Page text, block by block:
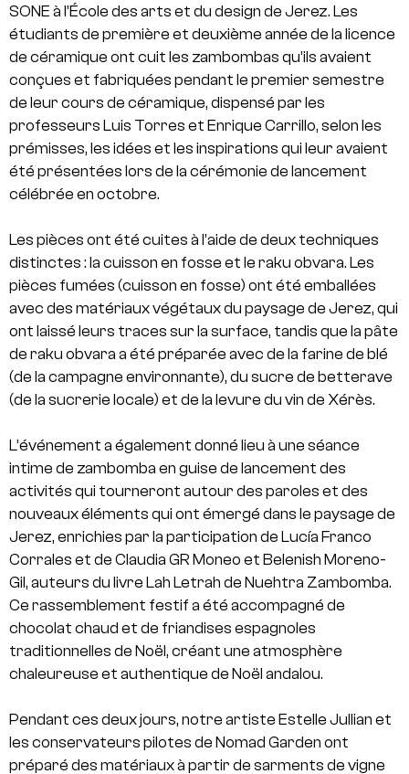
SONE à l’École des arts et du design de Jerez. Les
étudiants de première et deuxième année de la licence
de céramique ont cuit les zambombas qu’ils avaient
conçues et fabriquées pendant le premier semestre
de leur cours de céramique, dispensé par les
professeurs Luis Torres et Enrique Carrillo, selon les
prémisses, les idées et les inspirations qui leur avaient
été présentées lors de la cérémonie de lancement
célébrée en octobre.
Les pièces ont été cuites à l’aide de deux techniques
distinctes : la cuisson en fosse et le raku obvara. Les
pièces fumées (cuisson en fosse) ont été emballées
avec des matériaux végétaux du paysage de Jerez, qui
ont laissé leurs traces sur la surface, tandis que la pâte
de raku obvara a été préparée avec de la farine de blé
(de la campagne environnante), du sucre de betterave
(de la sucrerie locale) et de la levure du vin de Xérès.
L’événement a également donné lieu à une séance
intime de zambomba en guise de lancement des
activités qui tourneront autour des paroles et des
nouveaux éléments qui ont émergé dans le paysage de
Jerez, enrichies par la participation de Lucía Franco
Corrales et de Claudia GR Moneo et Belenish Moreno-
Gil, auteurs du livre Lah Letrah de Nuehtra Zambomba.
Ce rassemblement festif a été accompagné de
chocolat chaud et de friandises espagnoles
traditionnelles de Noël, créant une atmosphère
chaleureuse et authentique de Noël andalou.
Pendant ces deux jours, notre artiste Estelle Jullian et
les conservateurs pilotes de Nomad Garden ont
préparé des matériaux à partir de sarments de vigne